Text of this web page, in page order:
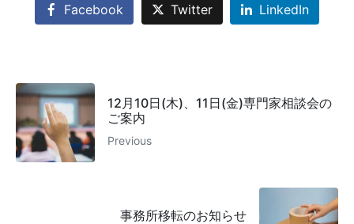
Facebook Twitter LinkedIn
12月10日(木)、11日(金)専門家相談会の
ご案内
Previous
事務所移転のお知らせ